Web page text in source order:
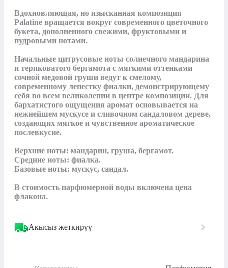
Вдохновляющая, но изысканная композиция
Palatine вращается вокруг современного цветочного
букета, дополненного свежими, фруктовыми и
пудровыми нотами.
Начальные цитрусовые ноты солнечного мандарина
и терпковатого бергамота с мягкими оттенками
сочной медовой груши ведут к смелому,
современному лепестку фиалки, демонстрирующему
себя во всем великолепии в центре композиции. Для
бархатистого ощущения аромат основывается на
нежнейшем мускусе и сливочном сандаловом дереве,
создающих мягкое и чувственное ароматическое
послевкусие.
Верхние ноты: мандарин, груша, бергамот.
Средние ноты: фиалка.
Базовые ноты: мускус, сандал.
В стоимость парфюмерной воды включена цена
флакона.
Акысыз жеткирүү